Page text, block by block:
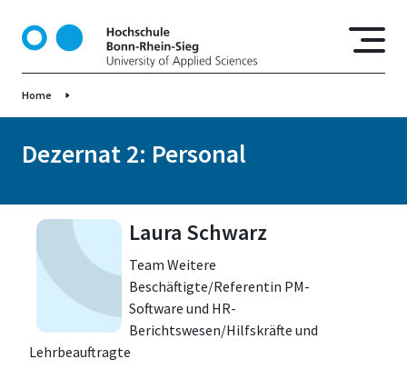
t
I
Home
Dezernat 2: Personal
Laura Schwarz
Team Weitere
Beschäftigte/Referentin PM-
Software und HR-
Berichtswesen/Hilfskräfte und
Lehrbeauftragte